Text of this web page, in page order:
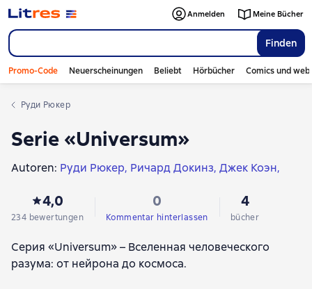
Finden
Anmelden Meine Bücher
Promo-Code Neuerscheinungen Beliebt Hörbücher Comics und
Руди Рюкер
Serie «Universum»
Autoren: Руди Рюкер Ричард Докинз Джек Коэн
Дэвид Иглмен
Фрэнк Вильчек
Нассим Николас Талеб Альберт-Ласло Барабаши
Ханс Ульрих Обрист Дэвид Майерс
Арман Мари Леруа Филип Зимбардо
4,0
234 bewertungen
0
Kommentar hinterlassen
4
bücher
Серия «Universum» – Вселенная человеческого
разума: от нейрона до космоса.